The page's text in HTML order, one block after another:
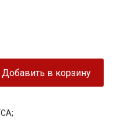
Добавить в корзину